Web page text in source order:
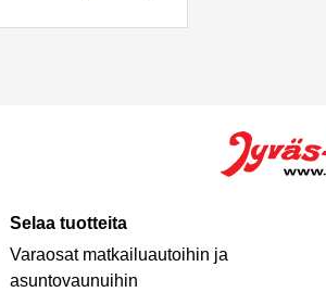
Selaa tuotteita
Varaosat matkailuautoihin ja
asuntovaunuihin